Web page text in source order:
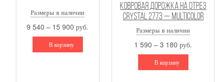
Размеры в наличии
9 540 – 15 900 руб.
В корзину
Ковровая дорожка на отрез
CRYSTAL 2773 — MULTICOLOR
Размеры в наличии
1 590 – 3 180 руб.
В корзину